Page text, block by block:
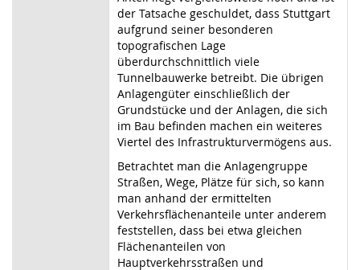
der Tatsache geschuldet, dass Stuttgart
aufgrund seiner besonderen
topografischen Lage
überdurchschnittlich viele
Tunnelbauwerke betreibt. Die übrigen
Anlagengüter einschließlich der
Grundstücke und der Anlagen, die sich
im Bau befinden machen ein weiteres
Viertel des Infrastrukturvermögens aus.
Betrachtet man die Anlagengruppe
Straßen, Wege, Plätze für sich, so kann
man anhand der ermittelten
Verkehrsflächenanteile unter anderem
feststellen, dass bei etwa gleichen
Flächenanteilen von
Hauptverkehrsstraßen und